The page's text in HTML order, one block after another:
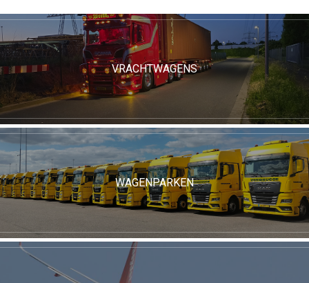
VRACHTWAGENS
WAGENPARKEN